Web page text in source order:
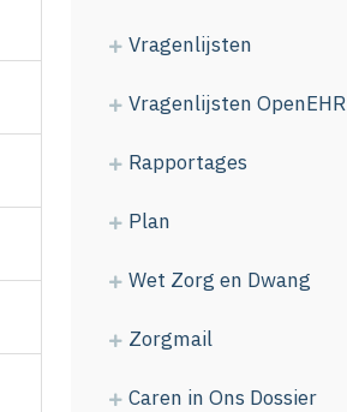
Vragenlijsten
Vragenlijsten OpenEHR
Rapportages
Plan
Wet Zorg en Dwang
Zorgmail
Caren in Ons Dossier